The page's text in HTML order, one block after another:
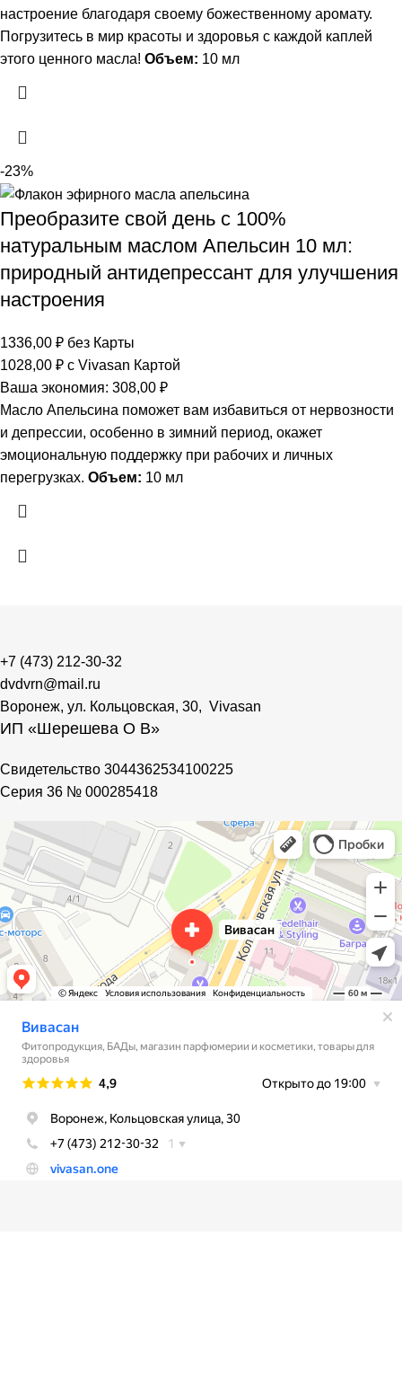
настроение благодаря своему божественному аромату.
Погрузитесь в мир красоты и здоровья с каждой каплей
этого ценного масла! Объем: 10 мл
-23%
Преобразите свой день с 100%
натуральным маслом Апельсин 10 мл:
природный антидепрессант для улучшения
настроения
1336,00 ₽ без Карты
1028,00 ₽ с Vivasan Картой
Ваша экономия: 308,00 ₽
Масло Апельсина поможет вам избавиться от нервозности
и депрессии, особенно в зимний период, окажет
эмоциональную поддержку при рабочих и личных
перегрузках. Объем: 10 мл
+7 (473) 212-30-32
dvdvrn@mail.ru
Воронеж, ул. Кольцовская, 30, Vivasan
ИП «Шерешева О В»
Свидетельство 3044362534100225
Cерия 36 № 000285418
Vivasan
Магазин парфюмерии и косметики в Воронеже
Фитопродукция, БАДы в Воронеже